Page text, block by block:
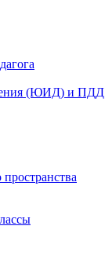
(ЮИД) и ПДД